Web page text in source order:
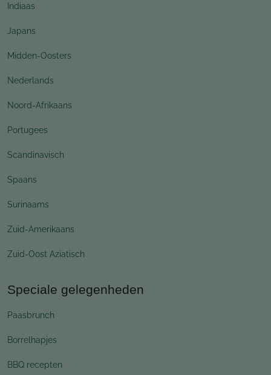
Indiaas
Japans
Midden-Oosters
Nederlands
Noord-Afrikaans
Portugees
Scandinavisch
Spaans
Surinaams
Zuid-Amerikaans
Zuid-Oost Aziatisch
Speciale gelegenheden
Paasbrunch
Borrelhapjes
BBQ recepten